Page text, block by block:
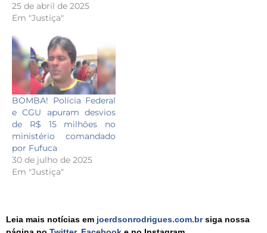
25 de abril de 2025
Em "Justiça"
BOMBA! Polícia Federal
e CGU apuram desvios
de R$ 15 milhões no
ministério comandado
por Fufuca
30 de julho de 2025
Em "Justiça"
Leia mais notícias em joerdsonrodrigues.com.brsiga nossa